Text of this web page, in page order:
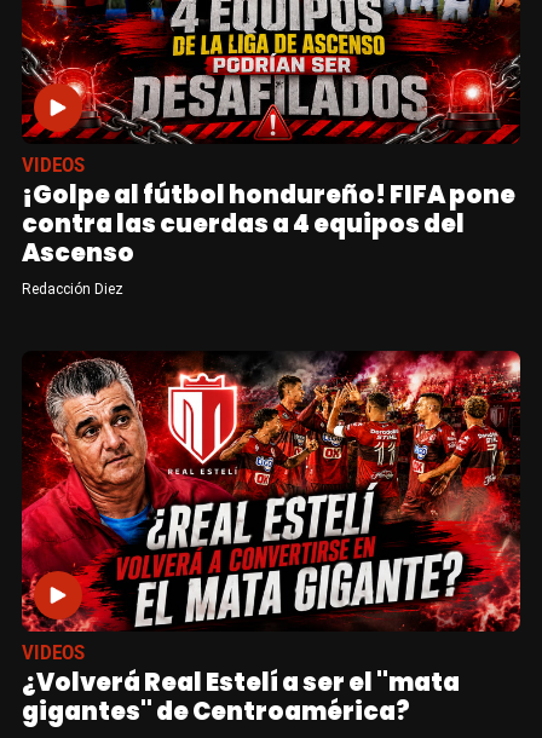
VIDEOS
¡Golpe al fútbol hondureño! FIFA pone
contra las cuerdas a 4 equipos del
Ascenso
Redacción Diez
VIDEOS
¿Volverá Real Estelí a ser el "mata
gigantes" de Centroamérica?